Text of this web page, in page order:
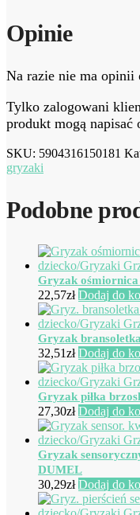
Opinie
Na razie nie ma opinii
Tylko zalogowani
produkt mogą napisać
SKU: 5904316150181
gryzaki
Podobne
Gryzak
22,57zł Dodaj do
Gryzak
32,51zł Dodaj do
Gryzak piłka
27,30zł Dodaj do
Gryzak
DUMEL
30,29zł Dodaj do